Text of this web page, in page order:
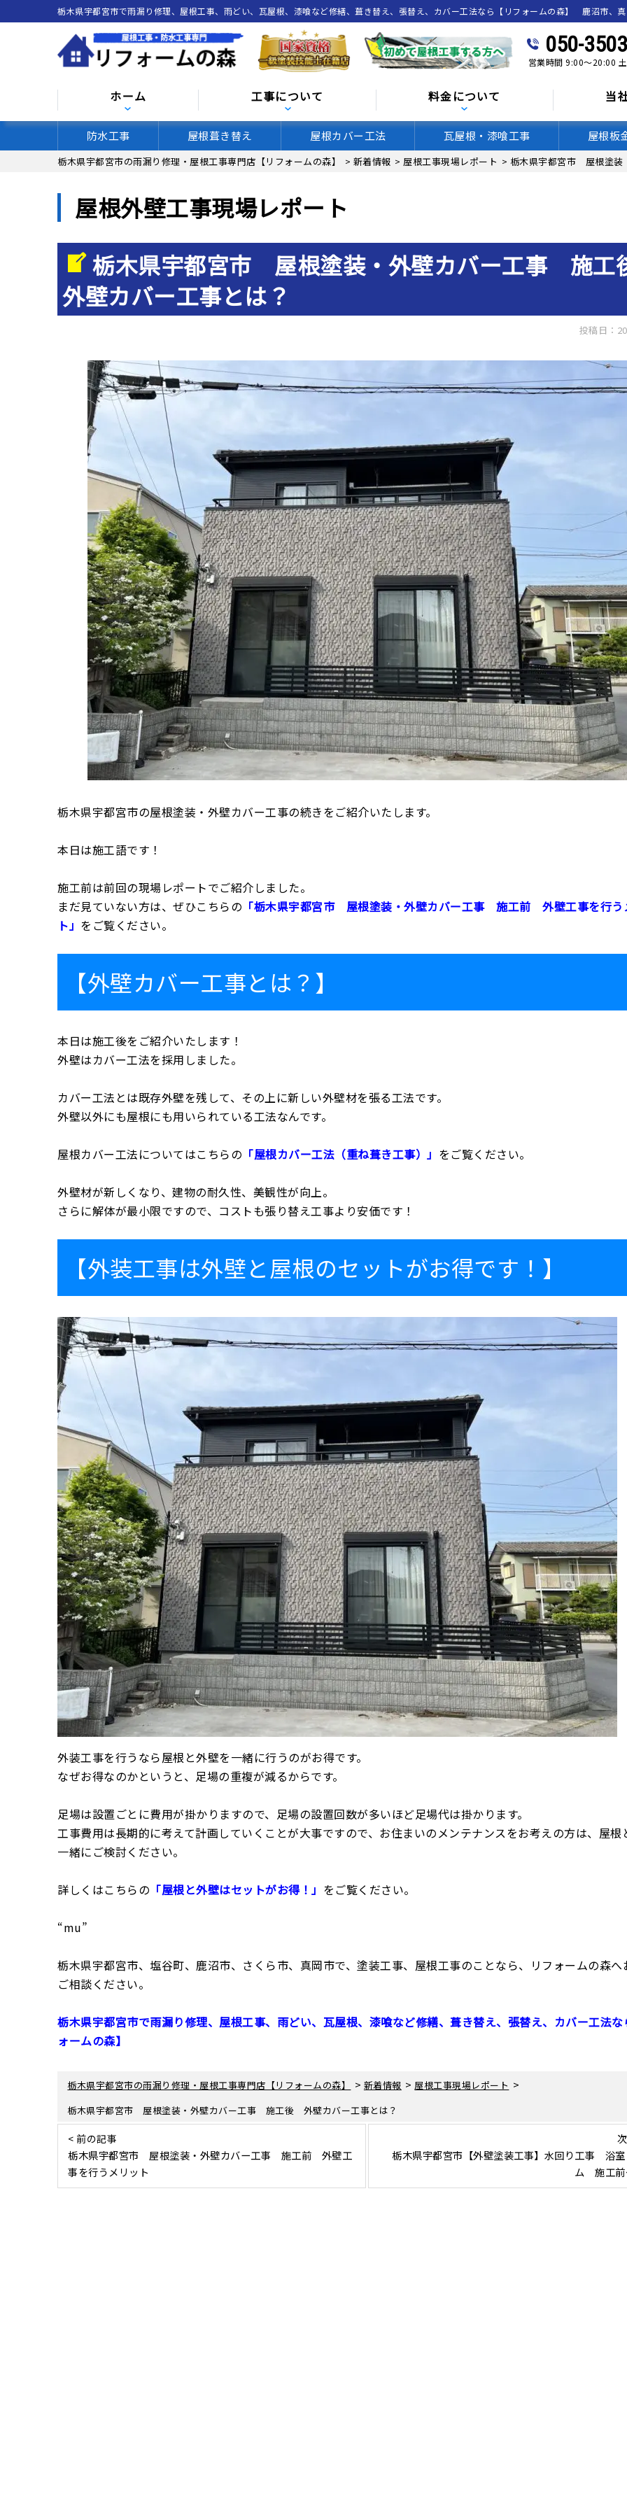
栃木県宇都宮市で雨漏り修理、屋根工事、雨どい、瓦屋根、漆喰など修繕、葺き替え、張替え、カバー工法なら【リフォームの森】 鹿沼市
050-
営業時間 9:00～20:00
ホーム 工事について 料金について 当
防水工事 屋根葺き替え 屋根カバー工法 瓦屋根・漆喰工事 屋根板
栃木県宇都宮市の雨漏り修理・屋根工事専門店【リフォームの森】 > 新着情報 > 屋根工事現場レポート > 栃木県宇都宮市 屋根塗
屋根外壁工事現場レポート
栃木県宇都宮市 屋根塗装・外壁カバー工事 施
外壁カバー工事とは？
投稿日：
栃木県宇都宮市の屋根塗装・外壁カバー工事の続きをご紹介いたします。
本日は施工語です！
施工前は前回の現場レポートでご紹介しました。
まだ見ていない方は、ぜひこちらの 「栃木県宇都宮市 屋根塗装・外壁カバー工事 施工前 外壁工事を行う
ト」 をご覧ください。
【外壁カバー工事とは？】
本日は施工後をご紹介いたします！
外壁はカバー工法を採用しました。
カバー工法とは既存外壁を残して、その上に新しい外壁材を張る工法です。
外壁以外にも屋根にも用いられている工法なんです。
屋根カバー工法についてはこちらの 「屋根カバー工法（重ね葺き工事）」 をご覧ください。
外壁材が新しくなり、建物の耐久性、美観性が向上。
さらに解体が最小限ですので、コストも張り替え工事より安価です！
【外装工事は外壁と屋根のセットがお得です！】
外装工事を行うなら屋根と外壁を一緒に行うのがお得です。
なぜお得なのかというと、足場の重複が減るからです。
足場は設置ごとに費用が掛かりますので、足場の設置回数が多いほど足場代は掛かります。
工事費用は長期的に考えて計画していくことが大事ですので、お住まいのメンテナンスをお考えの方は、屋根
一緒にご検討ください。
詳しくはこちらの 「屋根と外壁はセットがお得！」 をご覧ください。
“mu”
栃木県宇都宮市、塩谷町、鹿沼市、さくら市、真岡市で、塗装工事、屋根工事のことなら、リフォームの森へ
ご相談ください。
栃木県宇都宮市で雨漏り修理、屋根工事、雨どい、瓦屋根、漆喰など修繕、葺き替え、張替え、カバー工法な
ォームの森】
栃木県宇都宮市の雨漏り修理・屋根工事専門店【リフォームの森】 > 新着情報 > 屋根工事現場レポート >
栃木県宇都宮市 屋根塗装・外壁カバー工事 施工後 外壁カバー工事とは？
< 前の記事
栃木県宇都宮市 屋根塗装・外壁カバー工事 施工前 外壁工
事を行うメリット
栃木県宇都宮市【外壁塗装工事】水回り工事 浴
ム 施工前